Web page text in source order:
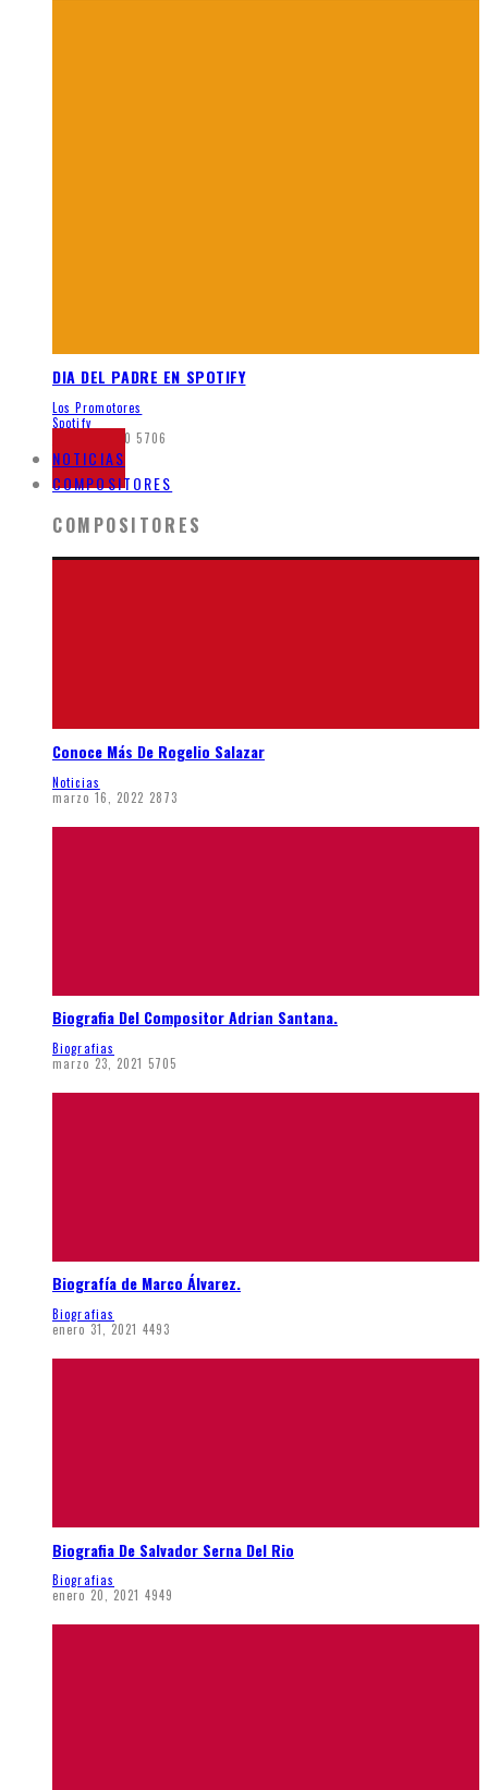
DIA DEL PADRE EN SPOTIFY
Los Promotores
Spotify
junio 5, 2020 5706
NOTICIAS
COMPOSITORES
COMPOSITORES
Conoce Más De Rogelio Salazar
Noticias
marzo 16, 2022 2873
Biografia Del Compositor Adrian Santana.
Biografias
marzo 23, 2021 5705
Biografía de Marco Álvarez.
Biografias
enero 31, 2021 4493
Biografia De Salvador Serna Del Rio
Biografias
enero 20, 2021 4949